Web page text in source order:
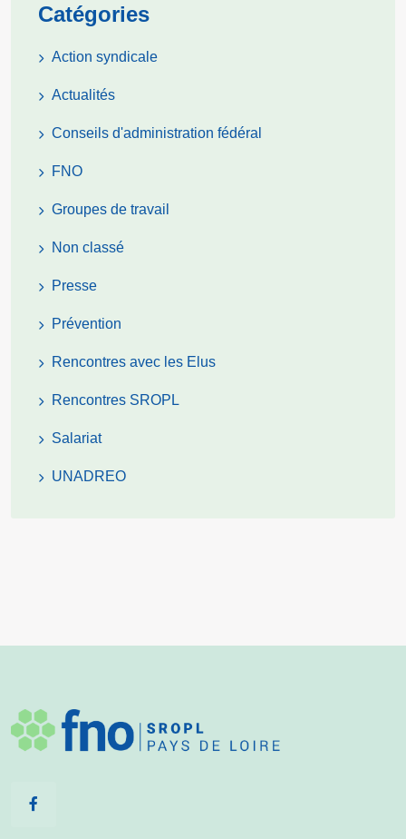
Catégories
Action syndicale
Actualités
Conseils d'administration fédéral
FNO
Groupes de travail
Non classé
Presse
Prévention
Rencontres avec les Elus
Rencontres SROPL
Salariat
UNADREO